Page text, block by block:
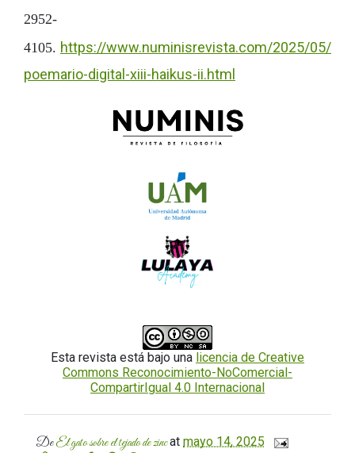
2952-
4105. https://www.numinisrevista.com/2025/05/
poemario-digital-xiii-haikus-ii.html
Esta revista está bajo una licencia de Creative
Commons Reconocimiento-NoComercial-
CompartirIgual 4.0 Internacional
DeEl gato sobre el tejado de zincat mayo 14, 2025